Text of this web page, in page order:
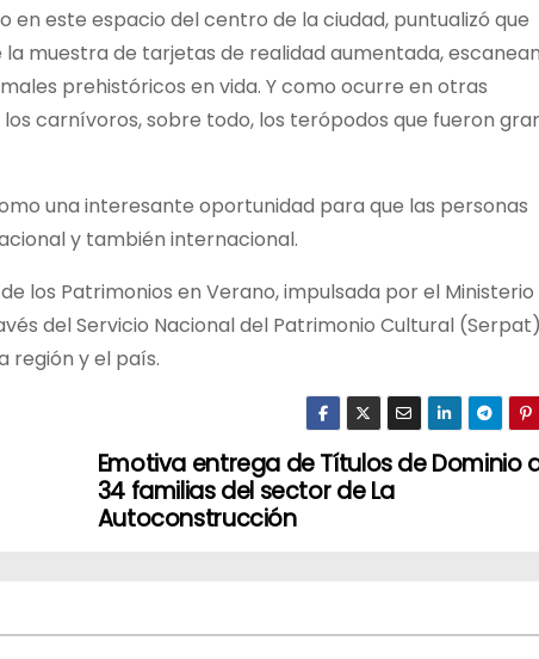
este espacio del centro de la ciudad, puntualizó que
muestra de tarjetas de realidad aumentada,
prehistóricos en vida. Y como ocurre en otras
carnívoros, sobre todo, los terópodos que fueron
una interesante oportunidad para que las personas
y también internacional.
los Patrimonios en Verano, impulsada por el Ministerio
del Servicio Nacional del Patrimonio Cultural
región y el país.
Emotiva entrega de Títulos de Dominio
34 familias del sector de La
Autoconstrucción